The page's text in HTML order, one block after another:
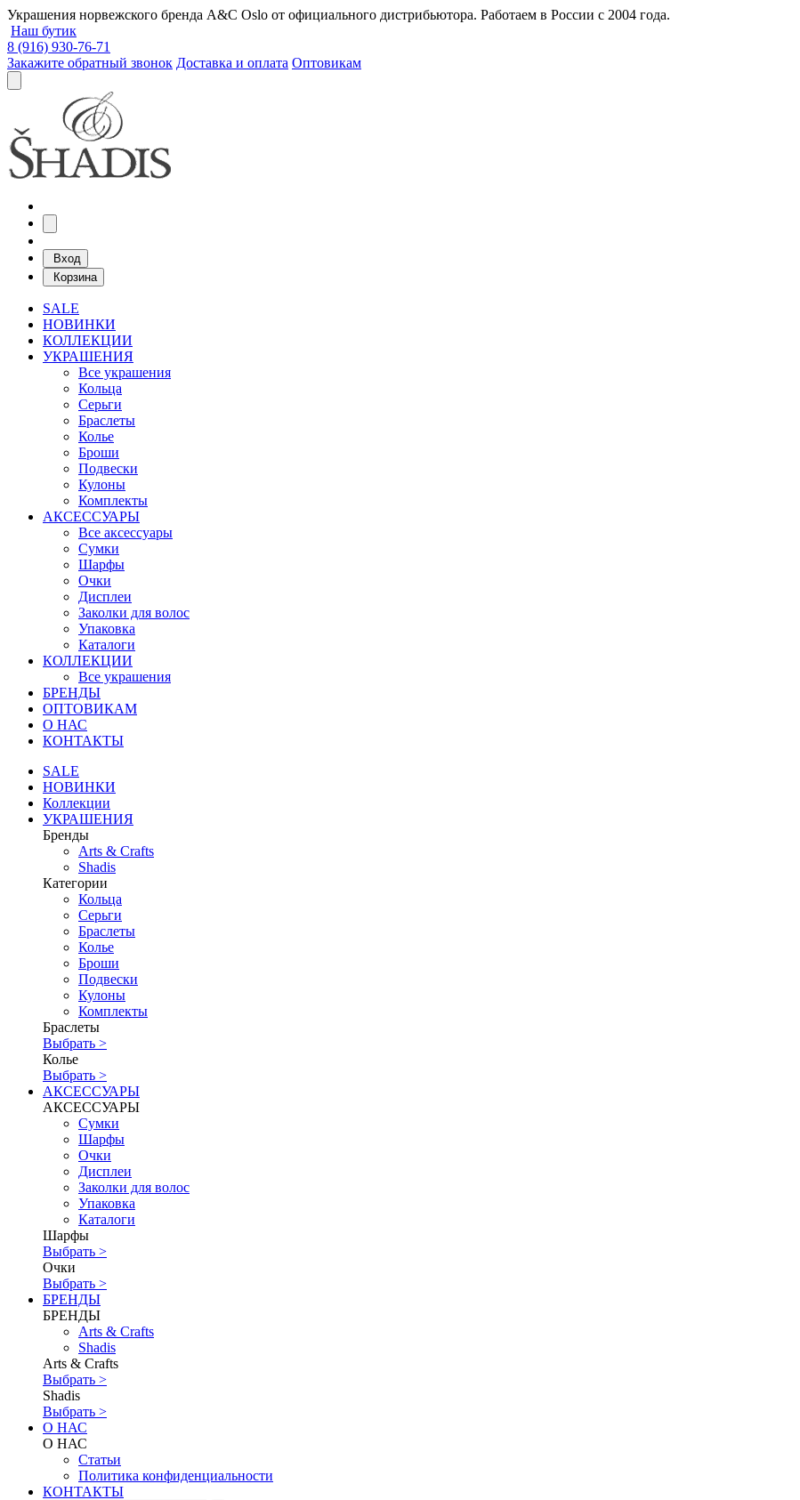
Украшения норвежского бренда A&C Oslo от официального дистрибьютора. Работаем в России с 2004 года.
Наш бутик
8 (916) 930-76-71
Закажите обратный звонок Доставка и оплата Оптовикам
Вход
Корзина
SALE
НОВИНКИ
КОЛЛЕКЦИИ
УКРАШЕНИЯ
Все украшения
Кольца
Серьги
Браслеты
Колье
Броши
Подвески
Кулоны
Комплекты
АКСЕССУАРЫ
Все аксессуары
Сумки
Шарфы
Очки
Дисплеи
Заколки для волос
Упаковка
Каталоги
КОЛЛЕКЦИИ
Все украшения
БРЕНДЫ
ОПТОВИКАМ
О НАС
КОНТАКТЫ
SALE
НОВИНКИ
Коллекции
УКРАШЕНИЯ
Бренды
Аrts & Сrafts
Shadis
Категории
Кольца
Серьги
Браслеты
Колье
Броши
Подвески
Кулоны
Комплекты
Браслеты
Выбрать >
Колье
Выбрать >
АКСЕССУАРЫ
АКСЕССУАРЫ
Сумки
Шарфы
Очки
Дисплеи
Заколки для волос
Упаковка
Каталоги
Шарфы
Выбрать >
Очки
Выбрать >
БРЕНДЫ
БРЕНДЫ
Аrts & Сrafts
Shadis
Аrts & Сrafts
Выбрать >
Shadis
Выбрать >
О НАС
О НАС
Статьи
Политика конфиденциальности
КОНТАКТЫ